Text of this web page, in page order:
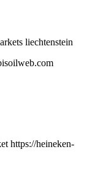
liechtenstein
https://heineken-